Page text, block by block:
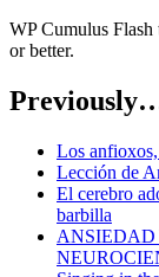
WP Cumulus
or better.
Los
Lección de
El cerebro
barbilla
ANSIEDAD